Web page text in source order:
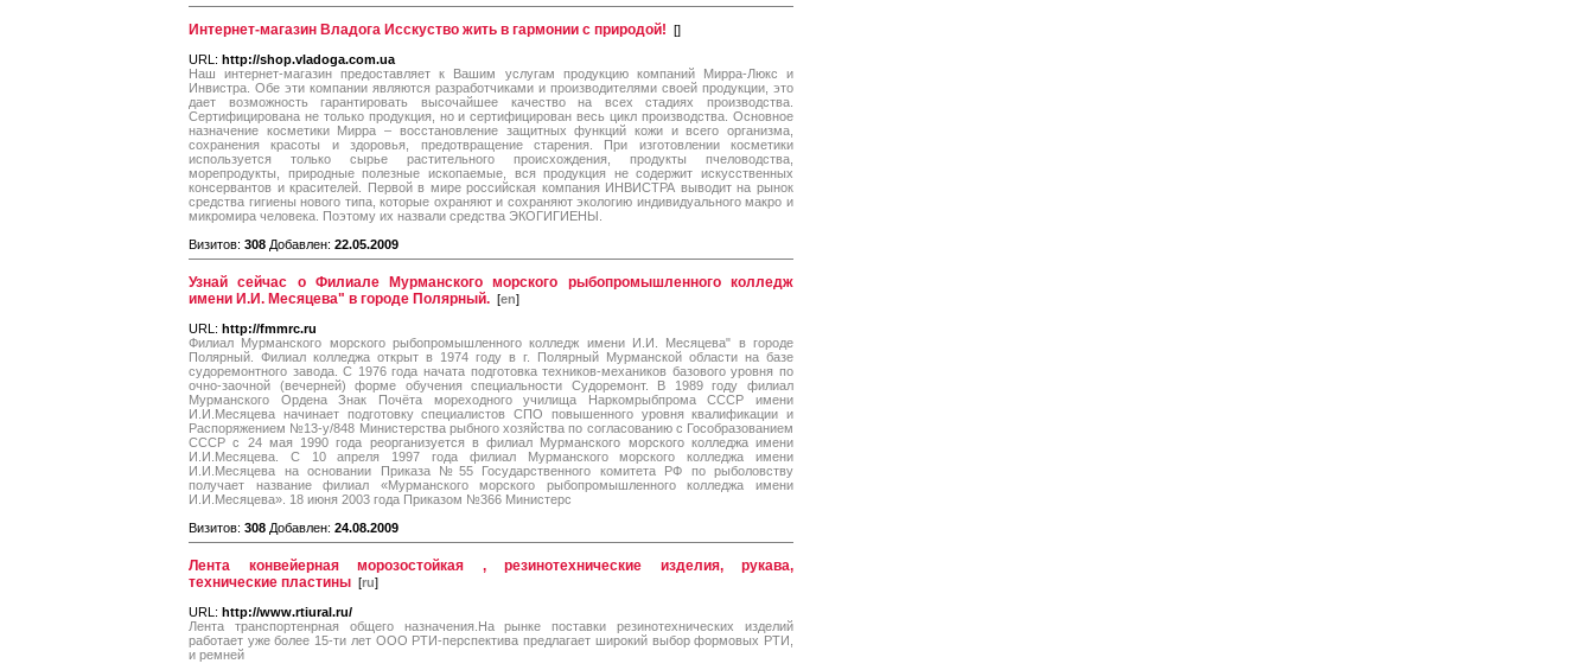
Интернет-магазин Владога Исскуство жить в гармонии с природой! []
URL: http://shop.vladoga.com.ua
Наш интернет-магазин предоставляет к Вашим услугам продукцию компаний Мирра-Люкс и
Инвистра. Обе эти компании являются разработчиками и производителями своей продукции, это
дает возможность гарантировать высочайшее качество на всех стадиях производства.
Сертифицирована не только продукция, но и сертифицирован весь цикл производства. Основное
назначение косметики Мирра – восстановление защитных функций кожи и всего организма,
сохранения красоты и здоровья, предотвращение старения. При изготовлении косметики
используется только сырье растительного происхождения, продукты пчеловодства,
морепродукты, природные полезные ископаемые, вся продукция не содержит искусственных
консервантов и красителей. Первой в мире российская компания ИНВИСТРА выводит на рынок
средства гигиены нового типа, которые охраняют и сохраняют экологию индивидуального макро и
микромира человека. Поэтому их назвали средства ЭКОГИГИЕНЫ.
Визитов: 308 Добавлен: 22.05.2009
Узнай сейчас о Филиале Мурманского морского рыбопромышленного колледж
имени И.И. Месяцева" в городе Полярный. [en]
URL: http://fmmrc.ru
Филиал Мурманского морского рыбопромышленного колледж имени И.И. Месяцева" в городе
Полярный. Филиал колледжа открыт в 1974 году в г. Полярный Мурманской области на базе
судоремонтного завода. С 1976 года начата подготовка техников-механиков базового уровня по
очно-заочной (вечерней) форме обучения специальности Судоремонт. В 1989 году филиал
Мурманского Ордена Знак Почёта мореходного училища Наркомрыбпрома СССР имени
И.И.Месяцева начинает подготовку специалистов СПО повышенного уровня квалификации и
Распоряжением №13-у/848 Министерства рыбного хозяйства по согласованию с Гособразованием
СССР с 24 мая 1990 года реорганизуется в филиал Мурманского морского колледжа имени
И.И.Месяцева. С 10 апреля 1997 года филиал Мурманского морского колледжа имени
И.И.Месяцева на основании Приказа №55 Государственного комитета РФ по рыболовству
получает название филиал «Мурманского морского рыбопромышленного колледжа имени
И.И.Месяцева». 18 июня 2003 года Приказом №366 Министерс
Визитов: 308 Добавлен: 24.08.2009
Лента конвейерная морозостойкая , резинотехнические изделия, рукава,
технические пластины [ru]
URL: http://www.rtiural.ru/
Лента транспортенрная общего назначения.На рынке поставки резинотехнических изделий
работает уже более 15-ти лет ООО РТИ-перспектива предлагает широкий выбор формовых РТИ,
и ремней